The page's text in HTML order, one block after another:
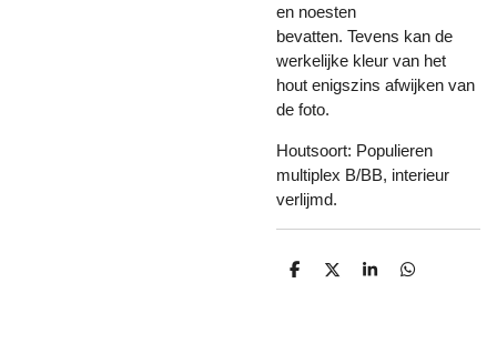
en noesten
bevatten. Tevens kan de
werkelijke kleur van het
hout enigszins afwijken van
de foto.
Houtsoort: Populieren
multiplex B/BB, interieur
verlijmd.
D
D
S
D